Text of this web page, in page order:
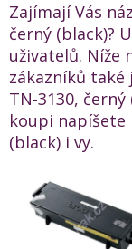
Zajímají Vás
černý (black)?
uživatelů. Níže
zákazníků také
TN-3130,
koupi napíšete
(black) i vy.